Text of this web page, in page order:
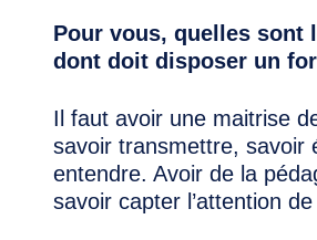
Pour vous, quelles sont
dont doit disposer un
Il faut avoir une maitrise
savoir transmettre, savoir
entendre. Avoir de la
savoir capter l’attention